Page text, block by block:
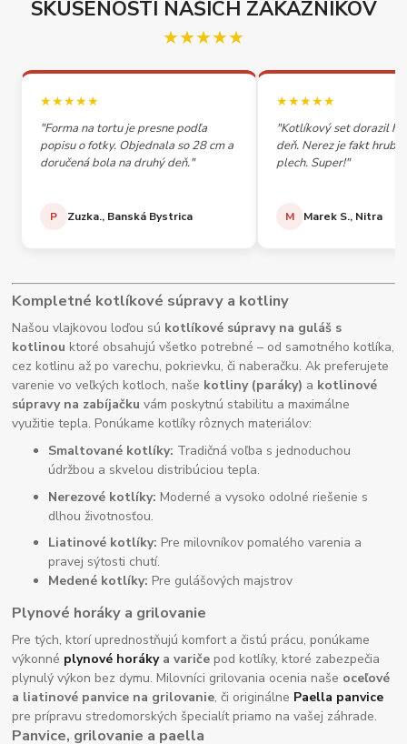
SKÚSENOSTI NAŠICH ZÁKAZNÍKOV
★★★★★
★★★★★
"Forma na tortu je presne podľa
popisu o fotky. Objednala so 28 cm a
doručená bola na druhý deň."
P Zuzka., Banská Bystrica
★★★★★
"Kotlíkový set dorazil
deň. Nerez je fakt
plech. Super!"
M Marek S., Nitra
Kompletné kotlíkové súpravy a kotliny
Našou vlajkovou loďou sú kotlíkové súpravy na guláš s
kotlinou ktoré obsahujú všetko potrebné – od samotného kotlíka,
cez kotlinu až po varechu, pokrievku, či naberačku. Ak preferujete
varenie vo veľkých kotloch, naše kotliny (paráky) a kotlinové
súpravy na zabíjačku vám poskytnú stabilitu a maximálne
využitie tepla. Ponúkame kotlíky rôznych materiálov:
Smaltované kotlíky: Tradičná voľba s jednoduchou
údržbou a skvelou distribúciou tepla.
Nerezové kotlíky: Moderné a vysoko odolné riešenie s
dlhou životnosťou.
Liatinové kotlíky: Pre milovníkov pomalého varenia a
pravej sýtosti chutí.
Medené kotlíky: Pre gulášových majstrov
Plynové horáky a grilovanie
Pre tých, ktorí uprednostňujú komfort a čistú prácu, ponúkame
výkonné plynové horákya variče pod kotlíky, ktoré zabezpečia
plynulý výkon bez dymu. Milovníci grilovania ocenia naše oceľové
a liatinové panvice na grilovanie, či originálne Paella panvice
pre prípravu stredomorských špecialít priamo na vašej záhrade.
Panvice, grilovanie a paella